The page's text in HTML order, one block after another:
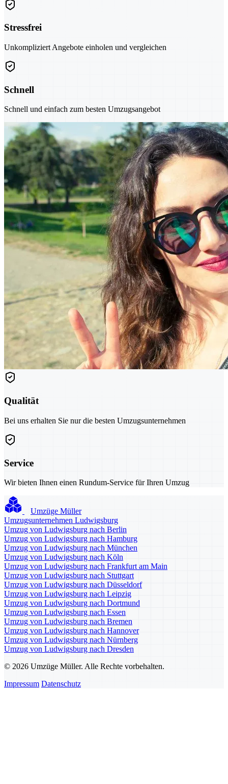
Stressfrei
Unkompliziert Angebote einholen und vergleichen
Schnell
Schnell und einfach zum besten Umzugsangebot
Qualität
Bei uns erhalten Sie nur die besten Umzugsunternehmen
Service
Wir bieten Ihnen einen Rundum-Service für Ihren Umzug
Umzüge Müller
Umzugsunternehmen Ludwigsburg
Umzug von Ludwigsburg nach Berlin
Umzug von Ludwigsburg nach Hamburg
Umzug von Ludwigsburg nach München
Umzug von Ludwigsburg nach Köln
Umzug von Ludwigsburg nach Frankfurt am Main
Umzug von Ludwigsburg nach Stuttgart
Umzug von Ludwigsburg nach Düsseldorf
Umzug von Ludwigsburg nach Leipzig
Umzug von Ludwigsburg nach Dortmund
Umzug von Ludwigsburg nach Essen
Umzug von Ludwigsburg nach Bremen
Umzug von Ludwigsburg nach Hannover
Umzug von Ludwigsburg nach Nürnberg
Umzug von Ludwigsburg nach Dresden
© 2026 Umzüge Müller. Alle Rechte vorbehalten.
Impressum Datenschutz